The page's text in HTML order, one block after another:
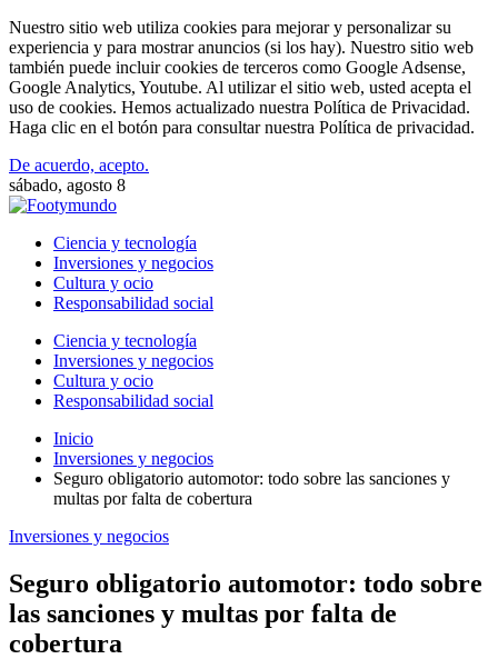
Nuestro sitio web utiliza cookies para mejorar y personalizar su
experiencia y para mostrar anuncios (si los hay). Nuestro sitio web
también puede incluir cookies de terceros como Google Adsense,
Google Analytics, Youtube. Al utilizar el sitio web, usted acepta el
uso de cookies. Hemos actualizado nuestra Política de Privacidad.
Haga clic en el botón para consultar nuestra Política de privacidad.
De acuerdo, acepto.
sábado, agosto 8
Ciencia y tecnología
Inversiones y negocios
Cultura y ocio
Responsabilidad social
Ciencia y tecnología
Inversiones y negocios
Cultura y ocio
Responsabilidad social
Inicio
Inversiones y negocios
Seguro obligatorio automotor: todo sobre las sanciones y
multas por falta de cobertura
Inversiones y negocios
Seguro obligatorio automotor: todo sobre
las sanciones y multas por falta de
cobertura